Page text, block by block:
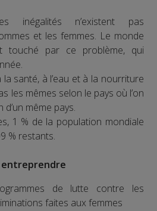
inégalités n’existent pas
et les femmes. Le monde
touché par ce problème, qui
la santé, à l’eau et à la nourriture
les mêmes selon le pays où l’on
même pays.
1 % de la population mondiale
% restants.
entreprendre
de lutte contre les
faites aux femmes